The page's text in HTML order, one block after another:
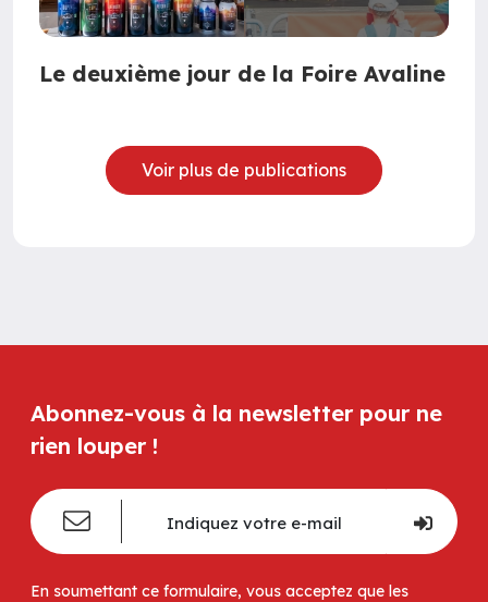
Le deuxième jour de la Foire Avaline
Voir plus de publications
Abonnez-vous à la newsletter pour ne
rien louper !
En soumettant ce formulaire, vous acceptez que les